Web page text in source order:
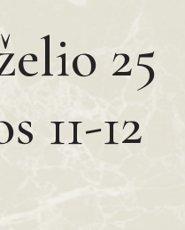
25
11-12